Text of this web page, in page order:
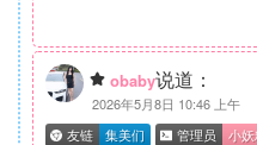
obaby说道：
2026年5月8日 10:46 上午